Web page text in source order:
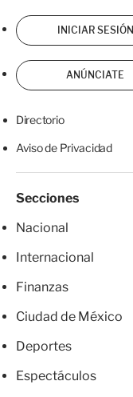
INICIAR SESIÓN
ANÚNCIATE
Directorio
Aviso de Privacidad
Secciones
Nacional
Internacional
Finanzas
Ciudad de México
Deportes
Espectáculos